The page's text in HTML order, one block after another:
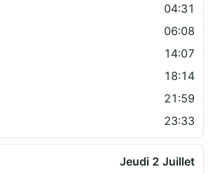
04:31
06:08
14:07
18:14
21:59
23:33
Jeudi 2 Juillet